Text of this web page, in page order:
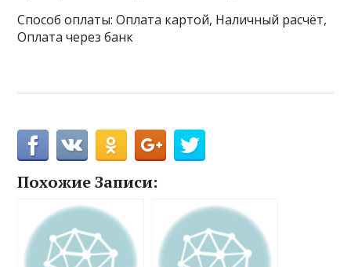
Способ оплаты: Оплата картой, Наличный расчёт,
Оплата через банк
Похожие Записи: